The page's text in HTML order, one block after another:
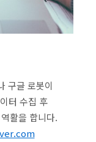
구글 로봇이
터 수집 후
활을 합니다.